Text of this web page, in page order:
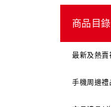
商品目錄
最新及熱賣
手機周邊